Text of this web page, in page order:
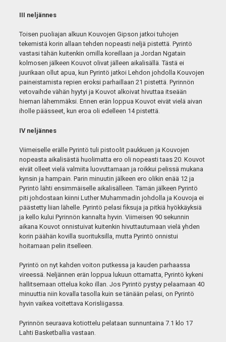
III neljännes
Toisen puoliajan alkuun Kouvojen Gipson jatkoi tuhojen
tekemistä korin allaan tehden nopeasti neljä pistettä. Pyrintö
vastasi tähän kuitenkin omilla koreillaan ja Jordan Ngatain
kolmosen jälkeen Kouvot olivat jälleen aikalisällä. Tästä ei
juurikaan ollut apua, kun Pyrintö jatkoi Lehdon johdolla Kouvojen
paineistamista repien eroksi parhaillaan 21 pistettä. Pyrinnön
vetovaihde vähän hyytyi ja Kouvot alkoivat hivuttaa itseään
hieman lähemmäksi. Ennen erän loppua Kouvot eivät vielä aivan
iholle päässeet, kun eroa oli edelleen 14 pistettä.
IV neljännes
Viimeiselle erälle Pyrintö tuli pistoolit paukkuen ja Kouvojen
nopeasta aikalisästä huolimatta ero oli nopeasti taas 20. Kouvot
eivät olleet vielä valmiita luovuttamaan ja roikkui pelissä mukana
kynsin ja hampain. Parin minuutin jälkeen ero olikin enää 12 ja
Pyrintö lähti ensimmäiselle aikalisälleen. Tämän jälkeen Pyrintö
piti johdostaan kiinni Luther Muhammadin johdolla ja Kouvoja ei
päästetty liian lähelle. Pyrintö pelasi fiksuja ja pitkiä hyökkäyksiä
ja kello kului Pyrinnön kannalta hyvin. Viimeisen 90 sekunnin
aikana Kouvot onnistuivat kuitenkin hivuttautumaan vielä yhden
korin päähän kovilla suorituksilla, mutta Pyrintö onnistui
hoitamaan pelin itselleen.
Pyrintö on nyt kahden voiton putkessa ja kauden parhaassa
vireessä. Neljännen erän loppua lukuun ottamatta, Pyrintö kykeni
hallitsemaan ottelua koko illan. Jos Pyrintö pystyy pelaamaan 40
minuuttia niin kovalla tasolla kuin se tänään pelasi, on Pyrintö
hyvin vaikea voitettava Korisliigassa.
Pyrinnön seuraava kotiottelu pelataan sunnuntaina 7.1 klo 17
Lahti Basketballia vastaan.